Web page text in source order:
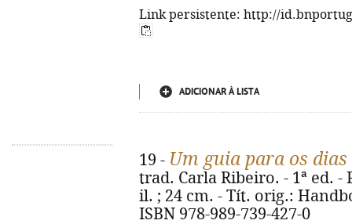
Link persistente: http://
ADICIONAR À LISTA
19 - Um guia para os
trad. Carla Ribeiro. - 1ª ed. -
il. ; 24 cm. - Tít. orig.:
ISBN 978-989-739-427-0